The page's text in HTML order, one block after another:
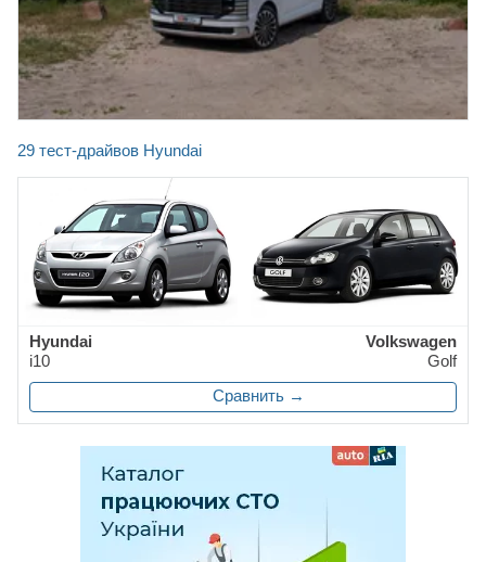
29 тест-драйвов Hyundai
Hyundai
i10
Volkswagen
Golf
Сравнить →